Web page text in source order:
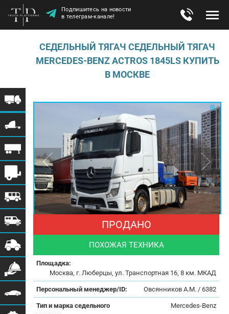
Подпишитесь на новости
в телеграм-канале!
СЕДЕЛЬНЫЙ ТЯГАЧ СЕДЕЛЬНЫЙ ТЯГАЧ
MERCEDES-BENZ ACTROS 1845LS КУПИТЬ
В МОСКВЕ
ПРОДАНО
ПОХОЖАЯ ТЕХНИКА
Площадка:
Москва, г. Люберцы, ул. Транспортная 16, 8 км. МКАД
Персональный менеджер/ID: Овсянников А.М. / 6382
Тип и марка седельного
Mercedes-Benz